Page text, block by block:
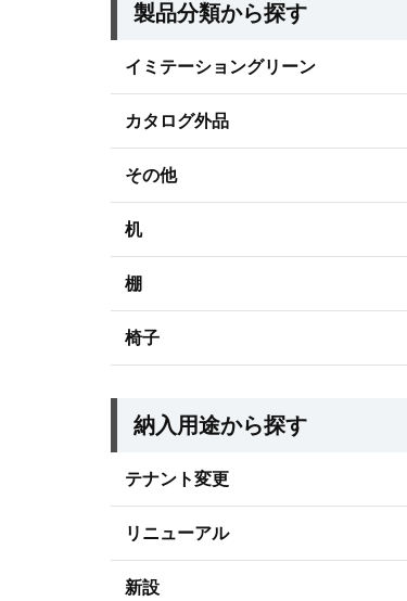
製品分類から探す
イミテーショングリーン
カタログ外品
その他
机
棚
椅子
納入用途から探す
テナント変更
リニューアル
新設